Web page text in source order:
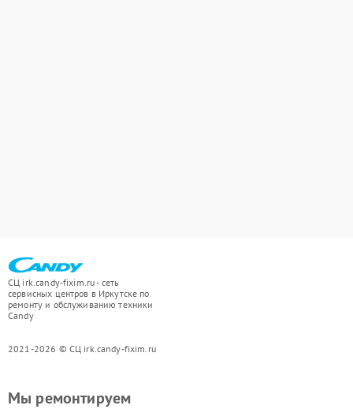
СЦ irk.candy-fixim.ru - сеть
сервисных центров в Иркутске по
ремонту и обслуживанию техники
Candy
2021-2026 © СЦ irk.candy-fixim.ru
Мы ремонтируем